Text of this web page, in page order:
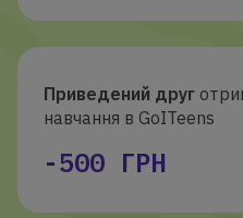
Приведений друг
навчання в GoITeens
-500 ГРН